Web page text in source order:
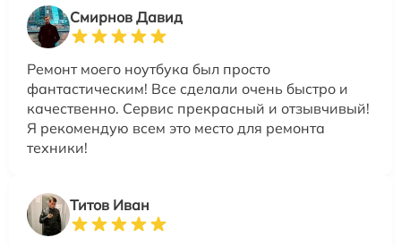
Смирнов Давид
Ремонт моего ноутбука был просто
фантастическим! Все сделали очень быстро и
качественно. Сервис прекрасный и отзывчивый!
Я рекомендую всем это место для ремонта
техники!
Титов Иван